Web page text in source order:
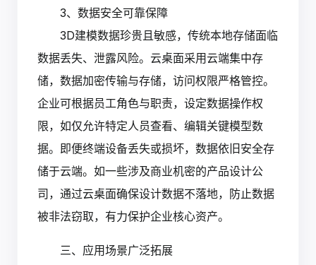
3、数据安全可靠保障
3D建模数据珍贵且敏感，传统本地存储面临
数据丢失、泄露风险。云桌面采用云端集中存
储，数据加密传输与存储，访问权限严格管控。
企业可根据员工角色与职责，设定数据操作权
限，如仅允许特定人员查看、编辑关键模型数
据。即便终端设备丢失或损坏，数据依旧安全存
储于云端。如一些涉及商业机密的产品设计公
司，通过云桌面确保设计数据不落地，防止数据
被非法窃取，有力保护企业核心资产。
三、应用场景广泛拓展